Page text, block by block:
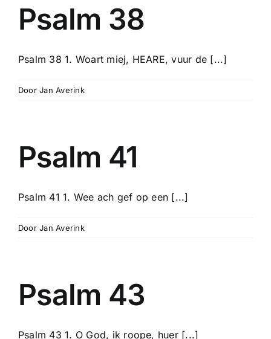
Psalm 38
Psalm 38 1. Woart miej, HEARE, vuur de [...]
DoorJan Averink
Psalm 41
Psalm 41 1. Wee ach gef op een [...]
DoorJan Averink
Psalm 43
Psalm 43 1. O God, ik roope, huer [...]